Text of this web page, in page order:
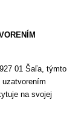
01 Šaľa, týmto
na svojej